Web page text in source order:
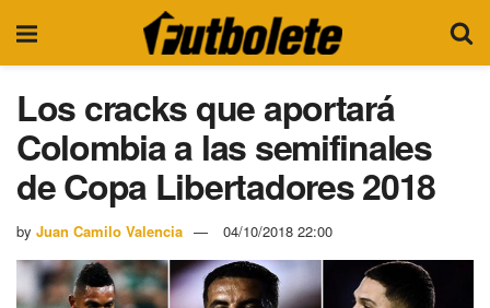
Los cracks que aportará
Colombia a las semifinales
de Copa Libertadores 2018
by Juan Camilo Valencia 04/10/2018 22:00